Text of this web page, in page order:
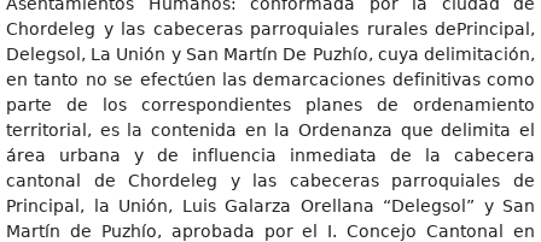
Chordeleg y las cabeceras parroquiales rurales dePrincipal,
Delegsol, La Unión y San Martín De Puzhío, cuya delimitación,
en tanto no se efectúen las demarcaciones definitivas como
parte de los correspondientes planes de ordenamiento
territorial, es la contenida en la Ordenanza que delimita el
área urbana y de influencia inmediata de la cabecera
cantonal de Chordeleg y las cabeceras parroquiales de
Principal, la Unión, Luis Galarza Orellana “Delegsol” y San
Martín de Puzhío, aprobada por el I. Concejo Cantonal en